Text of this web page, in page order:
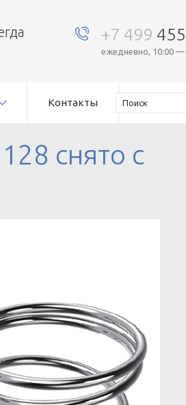
+7 499
ежедневно, 10:00 —
Контакты
снято с